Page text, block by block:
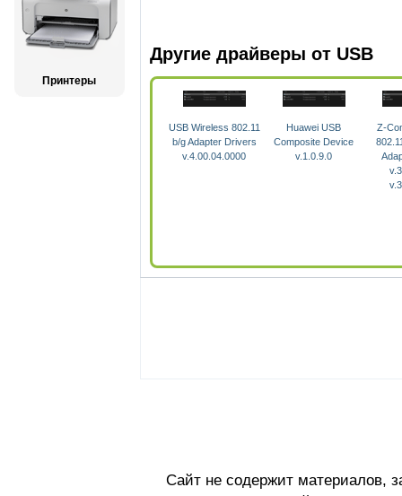
Принтеры
Другие драйверы от USB
USB Wireless 802.11
b/g Adapter Drivers
v.4.00.04.0000
Huawei USB
Composite Device
v.1.0.9.0
Z-
Сайт не содержит материалов,